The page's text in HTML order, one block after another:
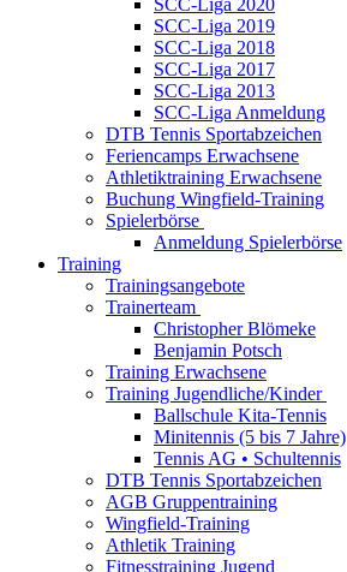
SCC-Liga 2020
SCC-Liga 2019
SCC-Liga 2018
SCC-Liga 2017
SCC-Liga 2013
SCC-Liga Anmeldung
DTB Tennis Sportabzeichen
Feriencamps Erwachsene
Athletiktraining Erwachsene
Buchung Wingfield-Training
Spielerbörse
Anmeldung Spielerbörse
Training
Trainingsangebote
Trainerteam
Christopher Blömeke
Benjamin Potsch
Training Erwachsene
Training Jugendliche/Kinder
Ballschule Kita-Tennis
Minitennis (5 bis 7 Jahre)
Tennis AG • Schultennis
DTB Tennis Sportabzeichen
AGB Gruppentraining
Wingfield-Training
Athletik Training
Fitnesstraining Jugend